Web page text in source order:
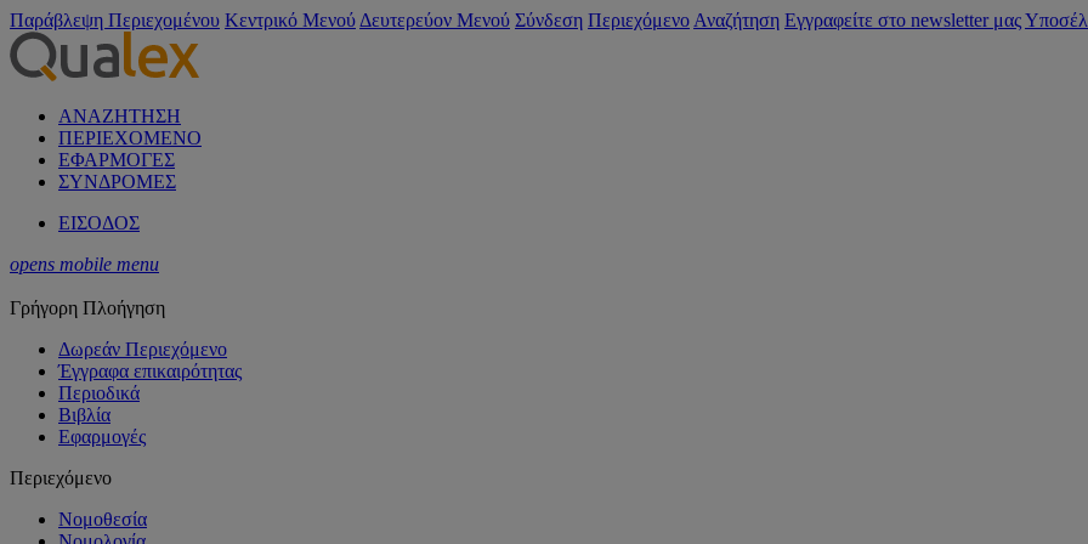
Παράβλεψη Περιεχομένου Κεντρικό Μενού Δευτερεύον Μενού Σύνδεση Περιεχόμενο Αναζήτηση Εγγραφείτε στο newsletter μας
ΑΝΑΖΗΤΗΣΗ
ΠΕΡΙΕΧΟΜΕΝΟ
ΕΦΑΡΜΟΓΕΣ
ΣΥΝΔΡΟΜΕΣ
ΕΙΣΟΔΟΣ
opens mobile menu
Γρήγορη Πλοήγηση
Δωρεάν Περιεχόμενο
Έγγραφα επικαιρότητας
Περιοδικά
Βιβλία
Εφαρμογές
Περιεχόμενο
Νομοθεσία